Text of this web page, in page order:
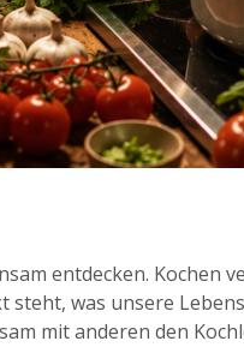
entdecken. Kochen
was unsere
mit anderen den